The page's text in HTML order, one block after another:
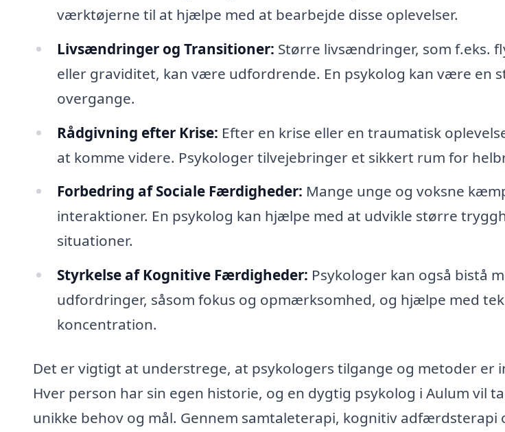
værktøjerne til at hjælpe med at bearbejde disse oplevelser.
Livsændringer og Transitioner: Større livsændringer, som f.eks.
eller graviditet, kan være udfordrende. En psykolog kan være en
overgange.
Rådgivning efter Krise: Efter en krise eller en traumatisk
at komme videre. Psykologer tilvejebringer et sikkert rum for
Forbedring af Sociale Færdigheder: Mange unge og voksne
interaktioner. En psykolog kan hjælpe med at udvikle større
situationer.
Styrkelse af Kognitive Færdigheder: Psykologer kan også bistå
udfordringer, såsom fokus og opmærksomhed, og hjælpe med
koncentration.
Det er vigtigt at understrege, at psykologers tilgange og metoder er
Hver person har sin egen historie, og en dygtig psykolog i Aulum vil
unikke behov og mål. Gennem samtaleterapi, kognitiv adfærdsterapi